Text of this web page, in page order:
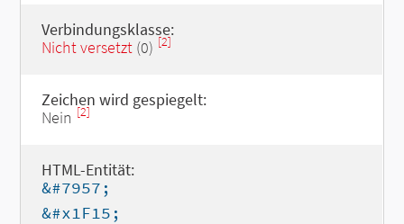
Verbindungsklasse:
Nicht versetzt(0) [2]
Zeichen wird gespiegelt:
Nein [2]
HTML-Entität:
&#7957;
&#x1F15;